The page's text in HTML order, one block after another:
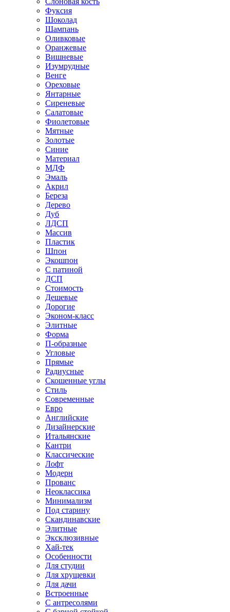
Фуксия
Шоколад
Шампань
Оливковые
Оранжевые
Вишневые
Изумрудные
Венге
Ореховые
Янтарные
Сиреневые
Салатовые
Фиолетовые
Мятные
Золотые
Синие
Материал
МДФ
Эмаль
Акрил
Береза
Дерево
Дуб
ЛДСП
Массив
Пластик
Шпон
Экошпон
С патиной
ДСП
Стоимость
Дешевые
Дорогие
Эконом-класс
Элитные
Форма
П-образные
Угловые
Прямые
Радиусные
Скошенные углы
Стиль
Современные
Евро
Английские
Дизайнерские
Итальянские
Кантри
Классические
Лофт
Модерн
Прованс
Неоклассика
Минимализм
Под старину
Скандинавские
Элитные
Эксклюзивные
Хай-тек
Особенности
Для студии
Для хрущевки
Для дачи
Встроенные
С антресолями